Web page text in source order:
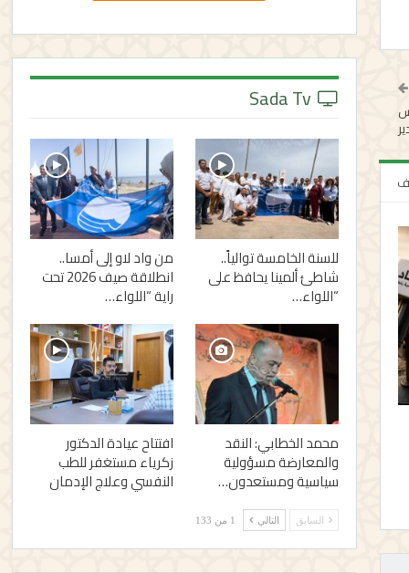
للسنة الخامسة توالياً..
شاطئ ألمينا يحافظ على
“اللواء…
من واد لاو إلى أمسا..
انطلاقة صيف 2026 تحت
راية “اللواء…
محمد الخطابي: النقد
والمعارضة مسؤولية
سياسية ومستعدون…
افتتاح عيادة الدكتور
زكرياء مستغفر للطب
النفسي وعلاج الإدمان
السابق التالي 1 من 133